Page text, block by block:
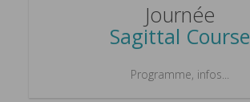
Journée
Sagittal Course
Programme, infos...